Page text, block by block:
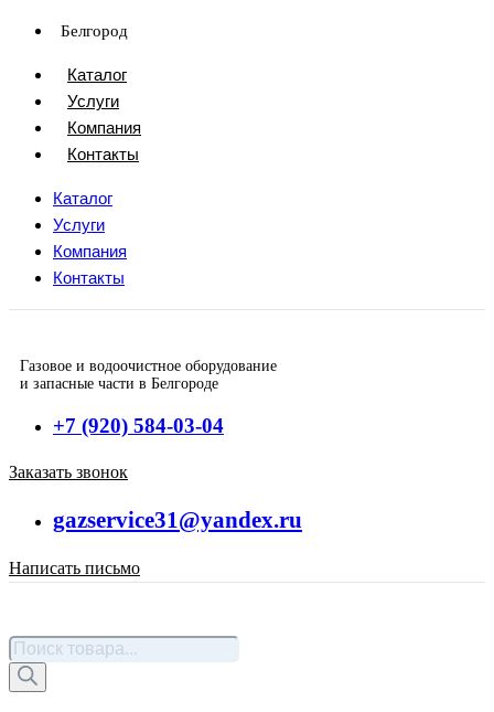
Перейти
содержимому
Белгород
Каталог
Услуги
Компания
Контакты
Каталог
Услуги
Компания
Контакты
Газовое и водоочистное оборудование
и запасные части в Белгороде
+7 (920) 584-03-04
Заказать звонок
gazservice31@yandex.ru
Написать письмо
Поиск
товаров